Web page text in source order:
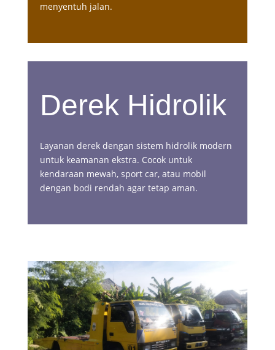
menyentuh jalan.
Derek Hidrolik
Layanan derek dengan sistem hidrolik modern
untuk keamanan ekstra. Cocok untuk
kendaraan mewah, sport car, atau mobil
dengan bodi rendah agar tetap aman.